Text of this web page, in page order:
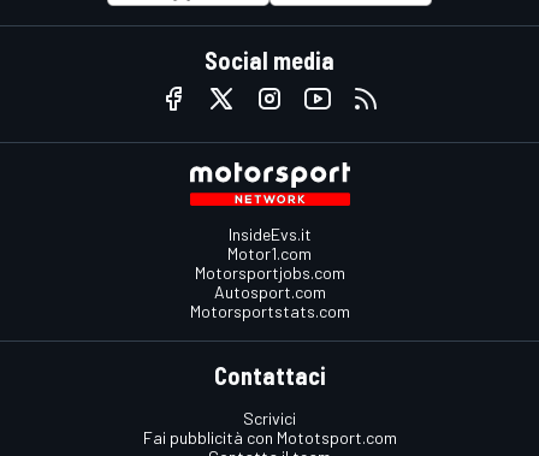
Social media
InsideEvs.it
Motor1.com
Motorsportjobs.com
Autosport.com
Motorsportstats.com
Contattaci
Scrivici
Fai pubblicità con Mototsport.com